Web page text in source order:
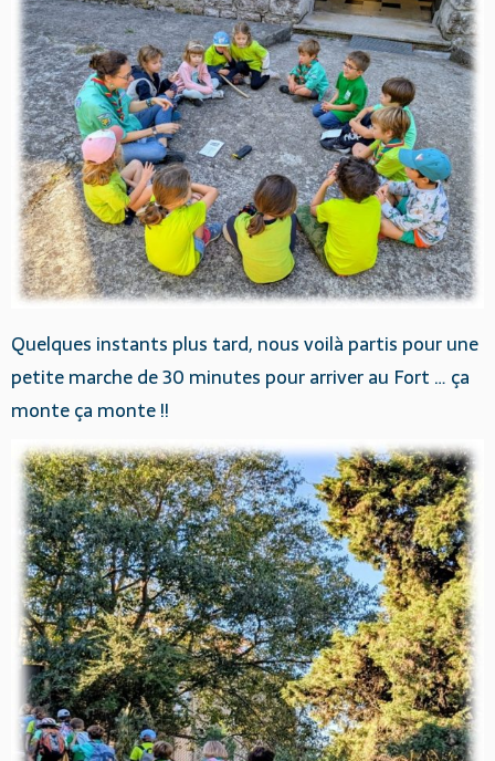
Quelques instants plus tard, nous voilà partis pour une
petite marche de 30 minutes pour arriver au Fort … ça
monte ça monte !!